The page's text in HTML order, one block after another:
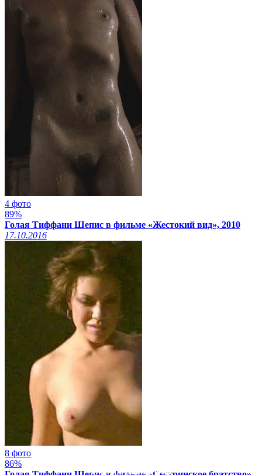
Смотреть видео на
4 фото
89%
Голая Тиффани Шепис в фильме «Жестокий вид», 2010
17.10.2016
8 фото
86%